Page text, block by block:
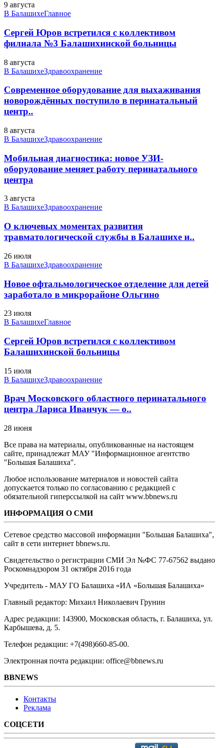
9 августа
В БалашихеГлавное
Сергей Юров встретился с коллективом
филиала №3 Балашихинской больницы
8 августа
В БалашихеЗдравоохранение
Современное оборудование для выхаживания
новорождённых поступило в перинатальный
центр..
8 августа
В БалашихеЗдравоохранение
Мобильная диагностика: новое УЗИ-
оборудование меняет работу перинатального
центра
3 августа
В БалашихеЗдравоохранение
О ключевых моментах развития
травматологической службы в Балашихе и..
26 июля
В БалашихеЗдравоохранение
Новое офтальмологическое отделение для детей
заработало в микрорайоне Ольгино
23 июля
В БалашихеГлавное
Сергей Юров встретился с коллективом
Балашихинской больницы
15 июля
В БалашихеЗдравоохранение
Врач Московского областного перинатального
центра Лариса Иванчук — о..
28 июня
Все права на материалы, опубликованные на настоящем
сайте, принадлежат МАУ "Информационное агентство
"Большая Балашиха".
Любое использование материалов и новостей сайта
допускается только по согласованию с редакцией с
обязательной гиперссылкой на сайт www.bbnews.ru
ИНФОРМАЦИЯ О СМИ
Сетевое средство массовой информации "Большая Балашиха",
сайт в сети интернет bbnews.ru.
Свидетельство о регистрации СМИ Эл №ФС ‎77-67562 выдано
Роскомнадзором 31 октября 2016 года
Учредитель - МАУ ГО Балашиха «ИА «Большая Балашиха»
Главный редактор: Михаил Николаевич Грунин
Адрес редакции: 143900, Московская область, г. Балашиха, ул.
Карбышева, д. 5.
Телефон редакции: +7(498)660-85-00.
Электронная почта редакции: office@bbnews.ru
BBNEWS
Контакты
Реклама
СОЦСЕТИ